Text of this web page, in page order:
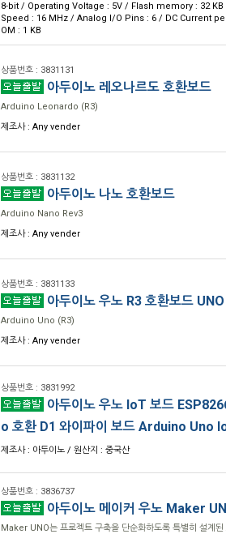
8-bit / Operating Voltage : 5V / Flash memory : 32
Speed : 16 MHz / Analog I/O Pins : 6 / DC Current
OM : 1 KB
상품번호 : 3831131
아두이노 레오나르도 호환보드
Arduino Leonardo (R3)
제조사 : Any vender
상품번호 : 3831132
아두이노 나노 호환보드
Arduino Nano Rev3
제조사 : Any vender
상품번호 : 3831133
아두이노 우노 R3 호환보드 UNO
Arduino Uno (R3)
제조사 : Any vender
상품번호 : 3831992
아두이노 우노 IoT 보드
o 호환 D1 와이파이 보드 Arduino Uno
제조사 : 아두이노 / 원산지 : 중국산
상품번호 : 3836737
아두이노 메이커 우노 Maker
Maker UNO는 프로젝트 구축을 단순화하도록 특별히 설계